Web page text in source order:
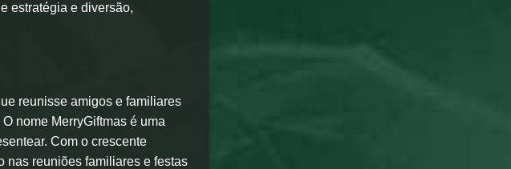
estratégia e diversão,
reunisse amigos e familiares
nome MerryGiftmas é uma
Com o crescente
nas reuniões familiares e festas